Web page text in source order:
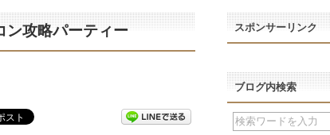
ン攻略パーティー スポンサーリンク
ブログ内検索